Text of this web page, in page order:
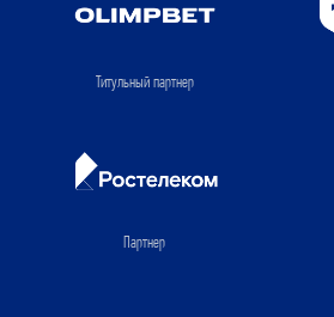
Титульный партнер
Партнер